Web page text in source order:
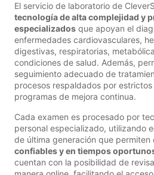
El servicio de laboratorio de
tecnología de alta complejidad y
especializados que apoyan el
enfermedades cardiovasculares,
digestivas, respiratorias,
condiciones de salud. Además,
seguimiento adecuado de
procesos respaldados por
programas de mejora continua.
Cada examen es procesado por
personal especializado, utilizando
de última generación que permiten
confiables y en tiempos
cuentan con la posibilidad de